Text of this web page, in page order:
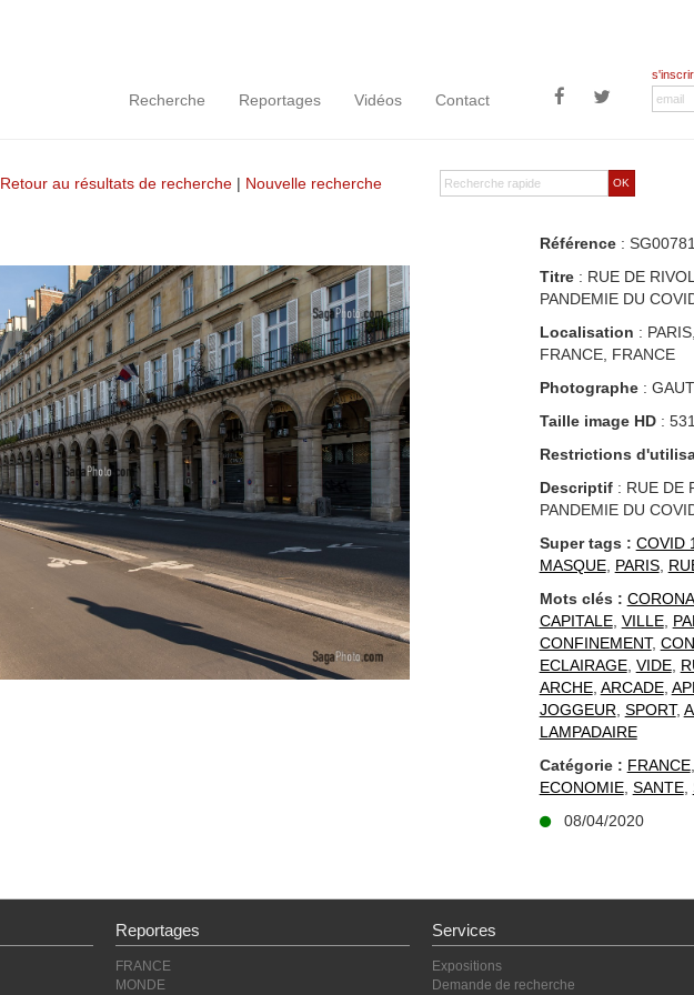
Recherche Reportages Vidéos Contact
OK
Retour au résultats de recherche | Nouvelle recherche
Référence:
Titre: RUE DE
PANDEMIE DU
Localisation :
FRANCE, FRANCE
Photographe:
Taille image HD:
Restrictions
Descriptif: RUE DE
PANDEMIE DU
Super tags : COVID
MASQUE, PARIS,
Mots clés :
CAPITALE, VILLE,
CONFINEMENT,
ECLAIRAGE, VIDE,
ARCHE, ARCADE,
JOGGEUR SPORT,
LAMPADAIRE
Catégorie : FRANCE,
ECONOMIE, SANTE,
08/04/2020
Reportages
FRANCE
MONDE
Services
Expositions
Demande de recherche